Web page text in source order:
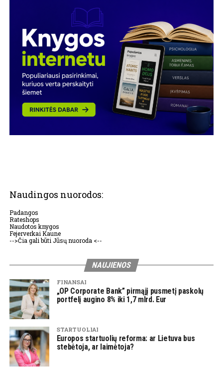
Naudingos nuorodos:
Padangos
Rateshops
Naudotos knygos
Fejerverkai Kaune
-->Čia gali būti Jūsų nuoroda <--
NAUJIENOS
FINANSAI
„OP Corporate Bank” pirmąjį pusmetį paskolų
portfelį augino 8% iki 1,7 mlrd. Eur
STARTUOLIAI
Europos startuolių reforma: ar Lietuva bus
stebėtoja, ar laimėtoja?